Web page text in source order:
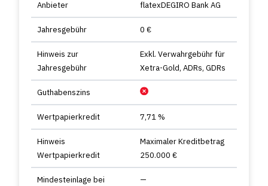
Anbieter flatexDEGIRO Bank AG
Jahresgebühr 0 €
Hinweis zur
Jahresgebühr
Exkl. Verwahrgebühr für
Xetra-Gold, ADRs, GDRs
Guthabenszins
Wertpapierkredit 7,71 %
Hinweis
Wertpapierkredit
Maximaler Kreditbetrag
250.000 €
Mindesteinlage bei
—